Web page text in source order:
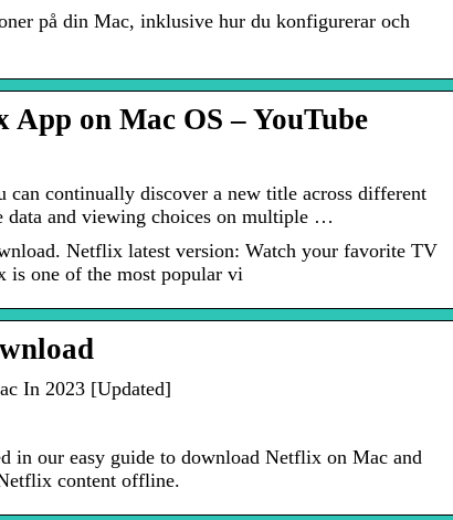
på din Mac, inklusive hur du konfigurerar och
on Mac OS – YouTube
continually discover a new title across different
data and viewing choices on multiple …
Netflix latest version: Watch your favorite TV
is one of the most popular vi
In 2023 [Updated]
in our easy guide to download Netflix on Mac and
content offline.